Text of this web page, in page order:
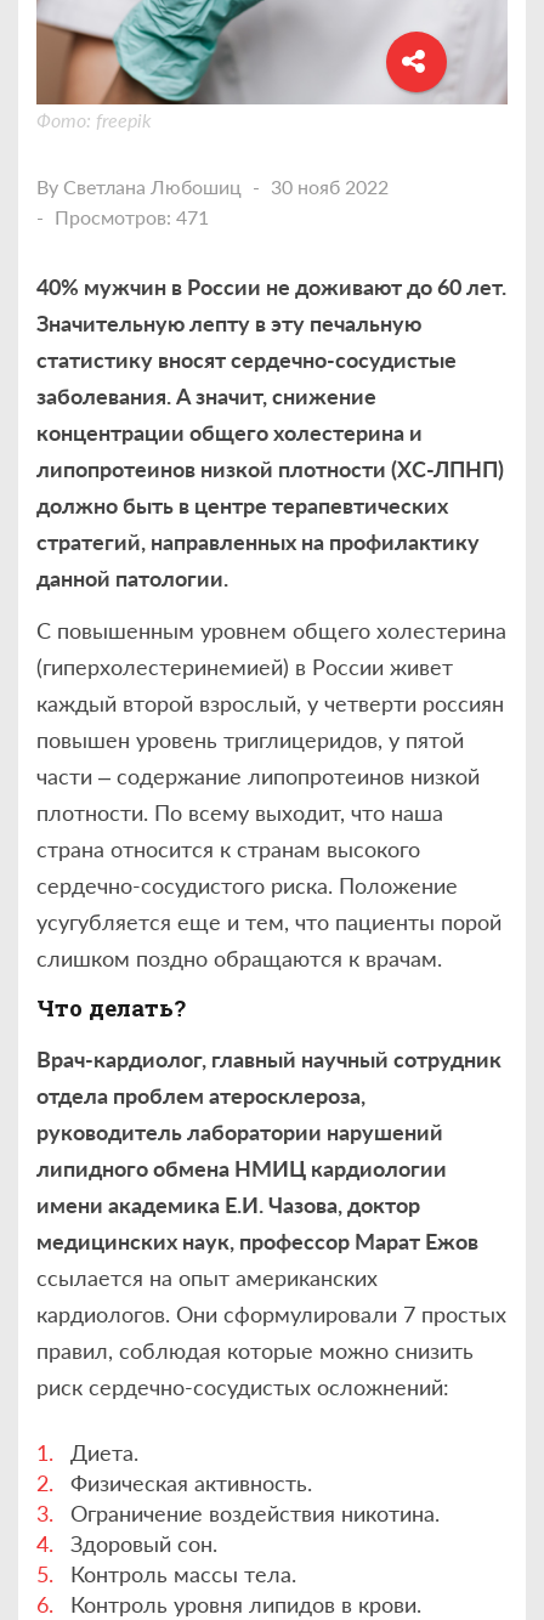
Фото: freepik
By Светлана Любошиц
30 нояб 2022
Просмотров: 471
40% мужчин в России не доживают до 60 лет.
Значительную лепту в эту печальную
статистику вносят сердечно-сосудистые
заболевания. А значит, снижение
концентрации общего холестерина и
липопротеинов низкой плотности (ХС-ЛПНП)
должно быть в центре терапевтических
стратегий, направленных на профилактику
данной патологии.
С повышенным уровнем общего холестерина
(гиперхолестеринемией) в России живет
каждый второй взрослый, у четверти россиян
повышен уровень триглицеридов, у пятой
части – содержание липопротеинов низкой
плотности. По всему выходит, что наша
страна относится к странам высокого
сердечно-сосудистого риска. Положение
усугубляется еще и тем, что пациенты порой
слишком поздно обращаются к врачам.
Что делать?
Врач-кардиолог, главный научный сотрудник
отдела проблем атеросклероза,
руководитель лаборатории нарушений
липидного обмена НМИЦ кардиологии
имени академика Е.И. Чазова, доктор
медицинских наук, профессор Марат Ежов
ссылается на опыт американских
кардиологов. Они сформулировали 7 простых
правил, соблюдая которые можно снизить
риск сердечно-сосудистых осложнений:
Диета.
Физическая активность.
Ограничение воздействия никотина.
Здоровый сон.
Контроль массы тела.
Контроль уровня липидов в крови.